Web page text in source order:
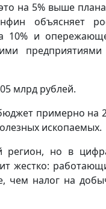
на 5% выше
объясняет
10% и
млрд рублей.
примерно на
ископаемых.
регион, но в
жестко:
чем налог на